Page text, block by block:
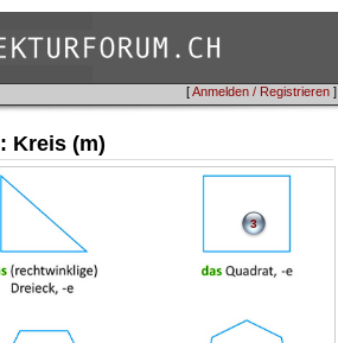
[Anmelden / Registrieren ]
: Kreis (m)
3